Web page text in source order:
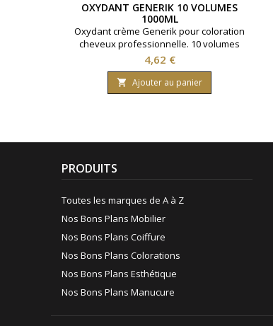
OXYDANT GENERIK 10 VOLUMES
1000ML
Oxydant crème Generik pour coloration
cheveux professionnelle. 10 volumes
contenant 3% d'eau oxygénée. Formule
avec une enrichissement en huile
protectrice reine des près ( limnanthes
alba ).Bouteille contenant 1000 ml.
Prix
4,62 €
 Ajouter au panier
PRODUITS
Toutes les marques de A à Z
Nos Bons Plans Mobilier
Nos Bons Plans Coiffure
Nos Bons Plans Colorations
Nos Bons Plans Esthétique
Nos Bons Plans Manucure